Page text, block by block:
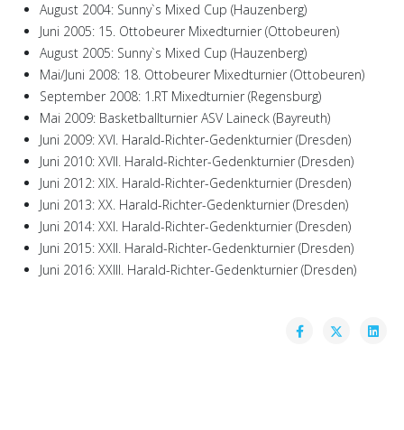
August 2004: Sunny`s Mixed Cup (Hauzenberg)
Juni 2005: 15. Ottobeurer Mixedturnier (Ottobeuren)
August 2005: Sunny`s Mixed Cup (Hauzenberg)
Mai/Juni 2008: 18. Ottobeurer Mixedturnier (Ottobeuren)
September 2008: 1.RT Mixedturnier (Regensburg)
Mai 2009: Basketballturnier ASV Laineck (Bayreuth)
Juni 2009: XVI. Harald-Richter-Gedenkturnier (Dresden)
Juni 2010: XVII. Harald-Richter-Gedenkturnier (Dresden)
Juni 2012: XIX. Harald-Richter-Gedenkturnier (Dresden)
Juni 2013: XX. Harald-Richter-Gedenkturnier (Dresden)
Juni 2014: XXI. Harald-Richter-Gedenkturnier (Dresden)
Juni 2015: XXII. Harald-Richter-Gedenkturnier (Dresden)
Juni 2016: XXIII. Harald-Richter-Gedenkturnier (Dresden)